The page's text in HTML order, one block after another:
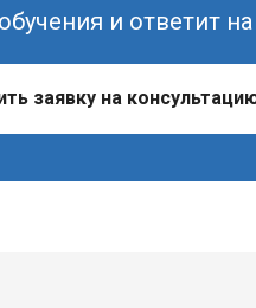
и ответит
заявку на